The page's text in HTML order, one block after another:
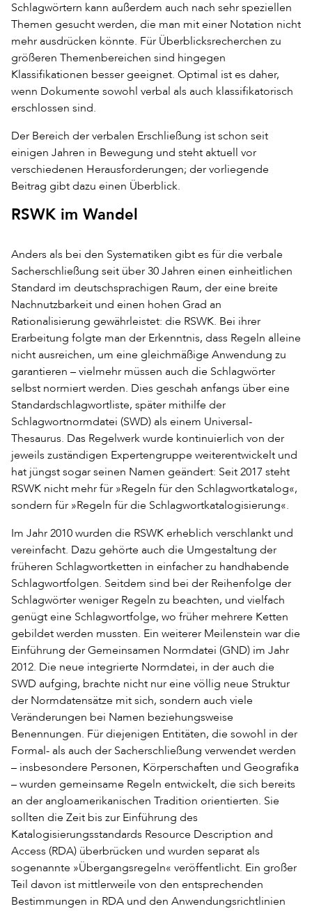
Schlagwörtern kann außerdem auch nach sehr speziellen
Themen gesucht werden, die man mit einer Notation nicht
mehr ausdrücken könnte. Für Überblicksrecherchen zu
größeren Themenbereichen sind hingegen
Klassifikationen besser geeignet. Optimal ist es daher,
wenn Dokumente sowohl verbal als auch klassifikatorisch
erschlossen sind.
Der Bereich der verbalen Erschließung ist schon seit
einigen Jahren in Bewegung und steht aktuell vor
verschiedenen Herausforderungen; der vorliegende
Beitrag gibt dazu einen Überblick.
RSWK im Wandel
Anders als bei den Systematiken gibt es für die verbale
Sacherschließung seit über 30 Jahren einen einheitlichen
Standard im deutschsprachigen Raum, der eine breite
Nachnutzbarkeit und einen hohen Grad an
Rationalisierung gewährleistet: die RSWK. Bei ihrer
Erarbeitung folgte man der Erkenntnis, dass Regeln alleine
nicht ausreichen, um eine gleichmäßige Anwendung zu
garantieren – vielmehr müssen auch die Schlagwörter
selbst normiert werden. Dies geschah anfangs über eine
Standardschlagwortliste, später mithilfe der
Schlagwortnormdatei (SWD) als einem Universal-
Thesaurus. Das Regelwerk wurde kontinuierlich von der
jeweils zuständigen Expertengruppe weiterentwickelt und
hat jüngst sogar seinen Namen geändert: Seit 2017 steht
RSWK nicht mehr für »Regeln für den Schlagwortkatalog«,
sondern für »Regeln für die Schlagwortkatalogisierung«.
Im Jahr 2010 wurden die RSWK erheblich verschlankt und
vereinfacht. Dazu gehörte auch die Umgestaltung der
früheren Schlagwortketten in einfacher zu handhabende
Schlagwortfolgen. Seitdem sind bei der Reihenfolge der
Schlagwörter weniger Regeln zu beachten, und vielfach
genügt eine Schlagwortfolge, wo früher mehrere Ketten
gebildet werden mussten. Ein weiterer Meilenstein war die
Einführung der Gemeinsamen Normdatei (GND) im Jahr
2012. Die neue integrierte Normdatei, in der auch die
SWD aufging, brachte nicht nur eine völlig neue Struktur
der Normdatensätze mit sich, sondern auch viele
Veränderungen bei Namen beziehungsweise
Benennungen. Für diejenigen Entitäten, die sowohl in der
Formal- als auch der Sacherschließung verwendet werden
– insbesondere Personen, Körperschaften und Geografika
– wurden gemeinsame Regeln entwickelt, die sich bereits
an der angloamerikanischen Tradition orientierten. Sie
sollten die Zeit bis zur Einführung des
Katalogisierungsstandards Resource Description and
Access (RDA) überbrücken und wurden separat als
sogenannte »Übergangsregeln« veröffentlicht. Ein großer
Teil davon ist mittlerweile von den entsprechenden
Bestimmungen in RDA und den Anwendungsrichtlinien